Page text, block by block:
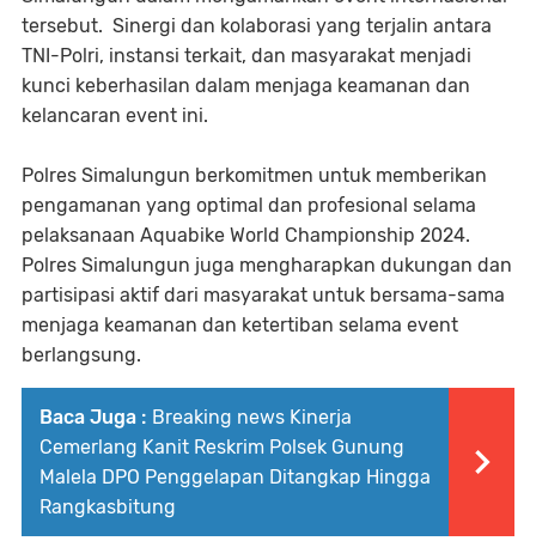
tersebut. Sinergi dan kolaborasi yang terjalin antara
TNI-Polri, instansi terkait, dan masyarakat menjadi
kunci keberhasilan dalam menjaga keamanan dan
kelancaran event ini.
Polres Simalungun berkomitmen untuk memberikan
pengamanan yang optimal dan profesional selama
pelaksanaan Aquabike World Championship 2024.
Polres Simalungun juga mengharapkan dukungan dan
partisipasi aktif dari masyarakat untuk bersama-sama
menjaga keamanan dan ketertiban selama event
berlangsung.
Baca Juga : Breaking news Kinerja
Cemerlang Kanit Reskrim Polsek Gunung
Malela DPO Penggelapan Ditangkap Hingga
Rangkasbitung